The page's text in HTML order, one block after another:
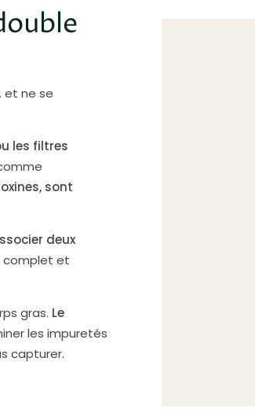
et ne se
les filtres
sont
deux
complet et
gras. Le
les impuretés
capturer.